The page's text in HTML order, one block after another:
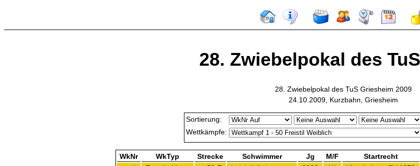
28. Zwiebelpokal des
28. Zwiebelpokal des TuS Griesheim 2009
24.10.2009, Kurzbahn, Griesheim
Sortierung:
Wettkämpfe:
WkNr WkTyp Strecke Schwimmer Jg M/F Startrecht